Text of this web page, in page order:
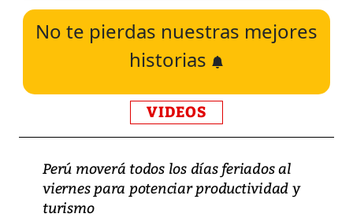
No te pierdas nuestras mejores
historias
VIDEOS
Perú moverá todos los días feriados al
viernes para potenciar productividad y
turismo